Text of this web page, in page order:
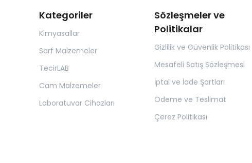
Kategoriler
Kimyasallar
Sarf Malzemeler
TecirLAB
Cam Malzemeler
Laboratuvar Cihazları
Sözleşmeler ve
Politikalar
Gizlilik ve Güvenlik Politikası
Mesafeli Satış Sözleşmesi
İptal ve İade Şartları
Ödeme ve Teslimat
Çerez Politikası